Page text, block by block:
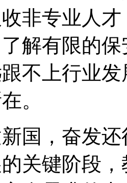
非专业人
解有限的
不上行业
。
国，奋发
关键阶段